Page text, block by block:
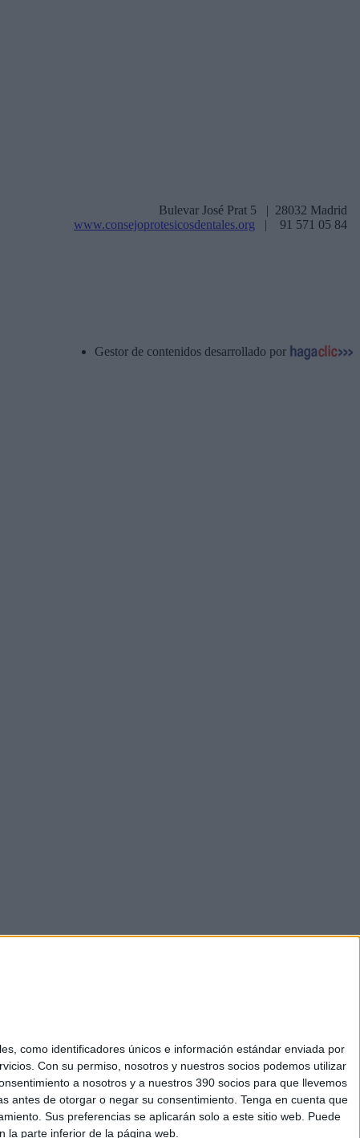
como identificadores únicos e información estándar enviada por
Con su permiso, nosotros y nuestros socios podemos utilizar
a nosotros y a nuestros 390 socios para que llevemos
antes de otorgar o negar su consentimiento. Tenga en cuenta que
Sus preferencias se aplicarán solo a este sitio web. Puede
la parte inferior de la página web.
Bulevar José Prat 5 | 28032 Madrid
www.consejoprotesicosdentales.org | 91 571 05 84
Gestor de contenidos desarrollado por